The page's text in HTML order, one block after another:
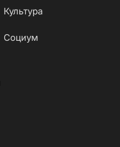
Культура
Социум